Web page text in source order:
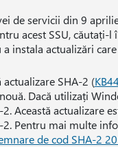
de servicii din 9
acest SSU, căutați-l
a instala actualizări
actualizare SHA-2 (
Dacă utilizați
Această actualizare
2. Pentru mai multe
de cod SHA-2